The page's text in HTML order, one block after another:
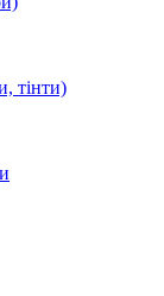
тінти)